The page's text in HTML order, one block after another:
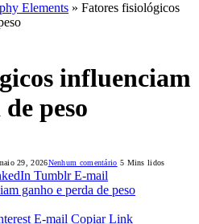
Elements » Fatores fisiológicos
influenciam
peso
29, 2026Nenhum comentário 5 Mins lidos
Tumblr E-mail
E-mail Copiar Link